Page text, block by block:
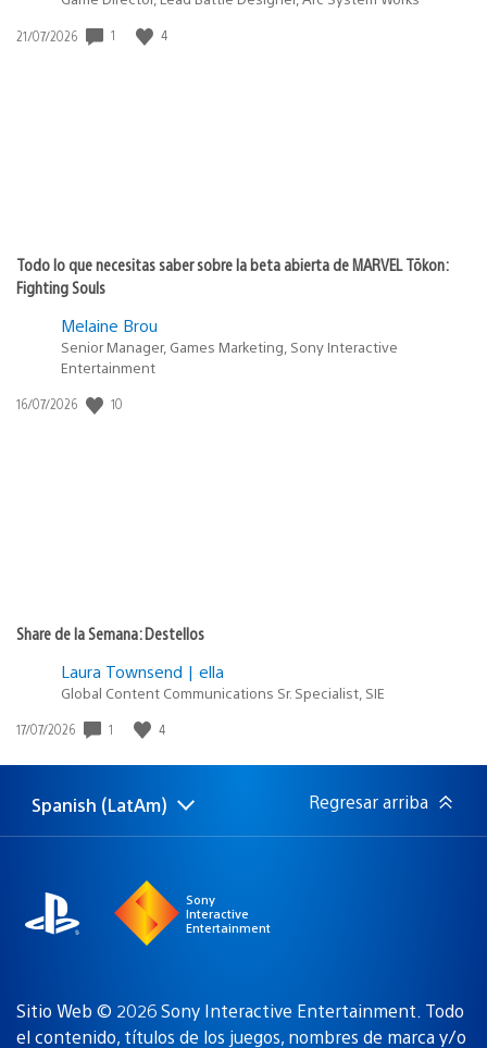
Fecha
21/07/2026 1 4
Todo lo que necesitas saber sobre la beta abierta de MARVEL Tōkon:
Fighting Souls
Melaine Brou
Senior Manager, Games Marketing, Sony Interactive
Entertainment
Fecha
16/07/2026 10
Share de la Semana: Destellos
Laura Townsend | ella
Global Content Communications Sr. Specialist, SIE
Fecha
publicación:
17/07/2026 1 4
Elige
una
Región
actual:
Spanish (LatAm) Regresar arriba
Sony
Interactive
Entertainment
Sitio Web © 2026 Sony Interactive Entertainment. Todo
el contenido, títulos de los juegos, nombres de marca y/o